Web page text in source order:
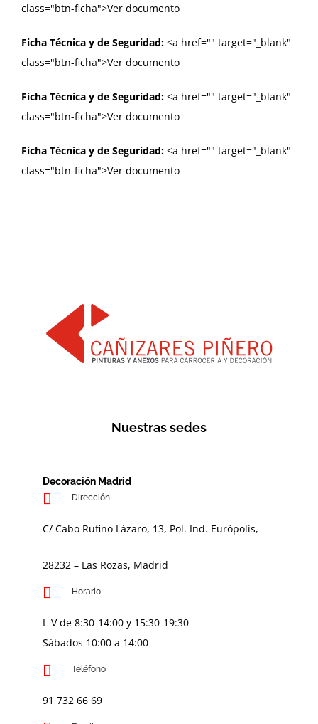
class="btn-ficha">Ver documento
Ficha Técnica y de Seguridad: <a href="" target="_blank"
class="btn-ficha">Ver documento
Ficha Técnica y de Seguridad: <a href="" target="_blank"
class="btn-ficha">Ver documento
Ficha Técnica y de Seguridad: <a href="" target="_blank"
class="btn-ficha">Ver documento
Nuestras sedes
Decoración Madrid
Dirección
C/ Cabo Rufino Lázaro, 13, Pol. Ind. Európolis,
28232 – Las Rozas, Madrid
Horario
L-V de 8:30-14:00 y 15:30-19:30
Sábados 10:00 a 14:00
Teléfono
91 732 66 69